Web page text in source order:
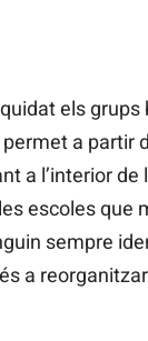
els
a partir
a l’interior de
escoles que
sempre
a